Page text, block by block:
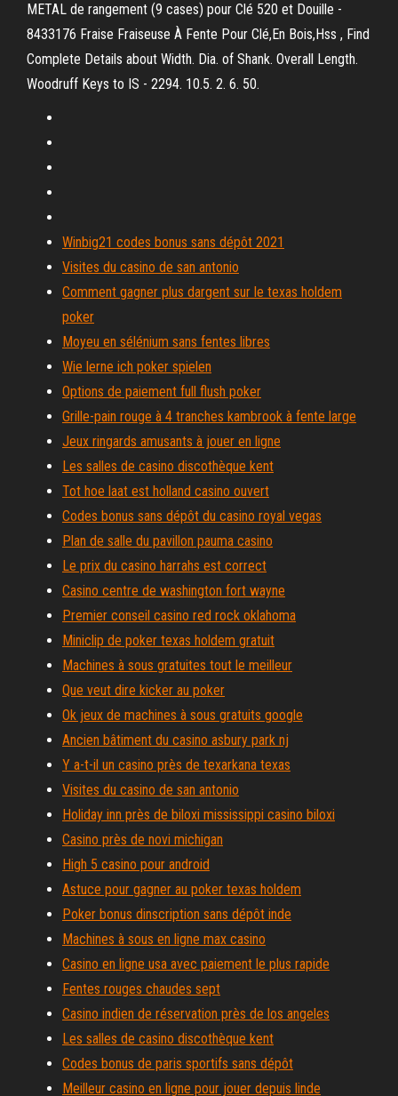
METAL de rangement (9 cases) pour Clé 520 et Douille -
8433176 Fraise Fraiseuse À Fente Pour Clé,En Bois,Hss , Find
Complete Details about Width. Dia. of Shank. Overall Length.
Woodruff Keys to IS - 2294. 10.5. 2. 6. 50.
Winbig21 codes bonus sans dépôt 2021
Visites du casino de san antonio
Comment gagner plus dargent sur le texas holdem
poker
Moyeu en sélénium sans fentes libres
Wie lerne ich poker spielen
Options de paiement full flush poker
Grille-pain rouge à 4 tranches kambrook à fente large
Jeux ringards amusants à jouer en ligne
Les salles de casino discothèque kent
Tot hoe laat est holland casino ouvert
Codes bonus sans dépôt du casino royal vegas
Plan de salle du pavillon pauma casino
Le prix du casino harrahs est correct
Casino centre de washington fort wayne
Premier conseil casino red rock oklahoma
Miniclip de poker texas holdem gratuit
Machines à sous gratuites tout le meilleur
Que veut dire kicker au poker
Ok jeux de machines à sous gratuits google
Ancien bâtiment du casino asbury park nj
Y a-t-il un casino près de texarkana texas
Visites du casino de san antonio
Holiday inn près de biloxi mississippi casino biloxi
Casino près de novi michigan
High 5 casino pour android
Astuce pour gagner au poker texas holdem
Poker bonus dinscription sans dépôt inde
Machines à sous en ligne max casino
Casino en ligne usa avec paiement le plus rapide
Fentes rouges chaudes sept
Casino indien de réservation près de los angeles
Les salles de casino discothèque kent
Codes bonus de paris sportifs sans dépôt
Meilleur casino en ligne pour jouer depuis linde